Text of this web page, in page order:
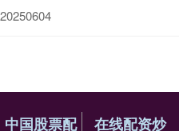
中国股票配 在线配资炒